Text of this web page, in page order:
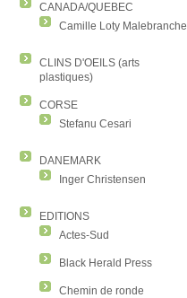
CANADA/QUEBEC
Camille Loty Malebranche
CLINS D'OEILS (arts
plastiques)
CORSE
Stefanu Cesari
DANEMARK
Inger Christensen
EDITIONS
Actes-Sud
Black Herald Press
Chemin de ronde